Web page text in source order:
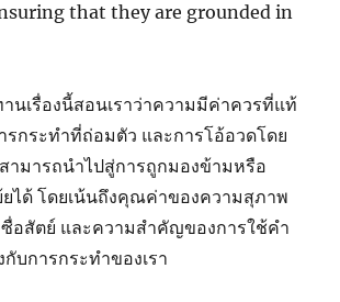
that they are grounded in
นเรื่องนี้สอนเราว่าความมีค่าควรที่แท้
รกระทำที่ถ่อมตัว และการโอ้อวดโดย
ามารถนำไปสู่การถูกมองข้ามหรือ
ยได้ โดยเน้นถึงคุณค่าของความสุภาพ
ซื่อสัตย์ และความสำคัญของการใช้คำ
บการกระทำของเรา